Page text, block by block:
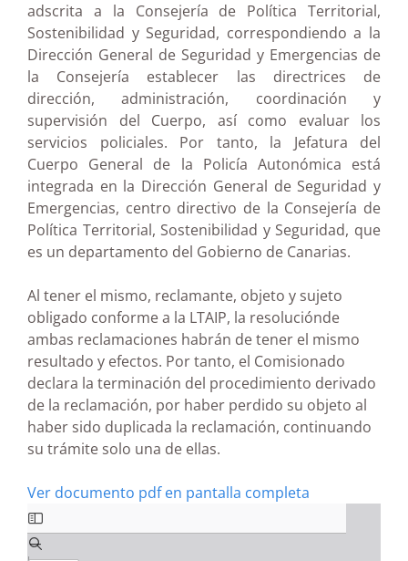
adscrita a la Consejería de Política Territorial,
Sostenibilidad y Seguridad, correspondiendo a la
Dirección General de Seguridad y Emergencias de
la Consejería establecer las directrices de
dirección, administración, coordinación y
supervisión del Cuerpo, así como evaluar los
servicios policiales. Por tanto, la Jefatura del
Cuerpo General de la Policía Autonómica está
integrada en la Dirección General de Seguridad y
Emergencias, centro directivo de la Consejería de
Política Territorial, Sostenibilidad y Seguridad, que
es un departamento del Gobierno de Canarias.
Al tener el mismo, reclamante, objeto y sujeto
obligado conforme a la LTAIP, la resoluciónde
ambas reclamaciones habrán de tener el mismo
resultado y efectos. Por tanto, el Comisionado
declara la terminación del procedimiento derivado
de la reclamación, por haber perdido su objeto al
haber sido duplicada la reclamación, continuando
su trámite solo una de ellas.
Ver documento pdf en pantalla completa